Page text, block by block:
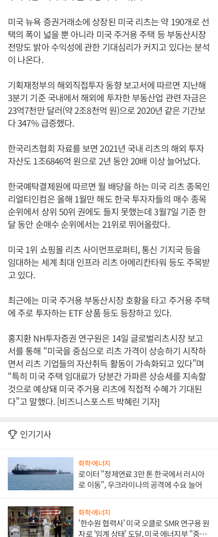
미국 뉴욕 증권거래소에 상장된 미국 리츠는 약 190개로 선
택의 폭이 넓을 뿐 아니라 미국 주거용 주택 등 부동산시장
전망도 밝아 수익성에 관한 기대심리가 커지고 있다는 분석
이 나온다.
기획재정부의 해외직접투자 동향 보고서에 따르면 지난해
3분기 기준 국내에서 해외에 투자한 부동산업 관련 자금은
23억7천만 달러(약 2조8천억 원)으로 2020년 같은 기간보
다 347% 급증했다.
한국리츠협회 자료를 보면 2021년 국내 리츠의 해외 투자
자산도 1조6846억 원으로 2년 동안 20배 이상 늘어났다.
한국예탁결제원에 따르면 월 배당을 하는 미국 리츠 종목인
리얼티인컴은 올해 1월만 해도 한국 투자자들의 매수 종목
순위에서 상위 50위 권에도 들지 못했는데 3월7일 기준 한
달 동안 순매수 순위에서는 21위로 뛰어올랐다.
미국 1위 쇼핑몰 리츠 사이먼프로퍼티, 통신 기지국 등을
임대하는 세계 최대 인프라 리츠 아메리칸타워 등도 주목받
고 있다.
최근에는 미국 주거용 부동산시장 호황을 타고 주거용 주택
에 주로 투자하는 ETF 상품 등도 등장하고 있다.
홍지환 NH투자증권 연구원은 14일 글로벌리츠시장 보고
서를 통해 “미국을 중심으로 리츠 가격이 상승하기 시작하
면서 리츠 기업들의 자산취득 활동이 가속화되고 있다”며
“특히 미국 주택 임대료가 당분간 가파른 상승세를 지속할
것으로 예상돼 미국 주거용 리츠에 직접적 수혜가 기대된
다”고 말했다. [비즈니스포스트 박혜린 기자]
인기기사
화학·에너지
로이터 "정제연료 3만 톤 한국에서 러시아
로 이동", 우크라이나의 공격에 수요 늘어
화학·에너지
'한수원 협력사' 미국 오클로 SMR 연구용 원
자로 '임계 상태' 도달, 미국 에너지부 "중요